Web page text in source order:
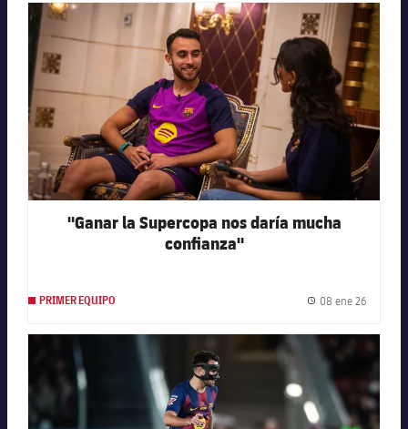
FC Barcelona club badge
"Ganar la Supercopa nos daría mucha
confianza"
PRIMER EQUIPO Fecha
08 ene 26
FC Barcelona club badge